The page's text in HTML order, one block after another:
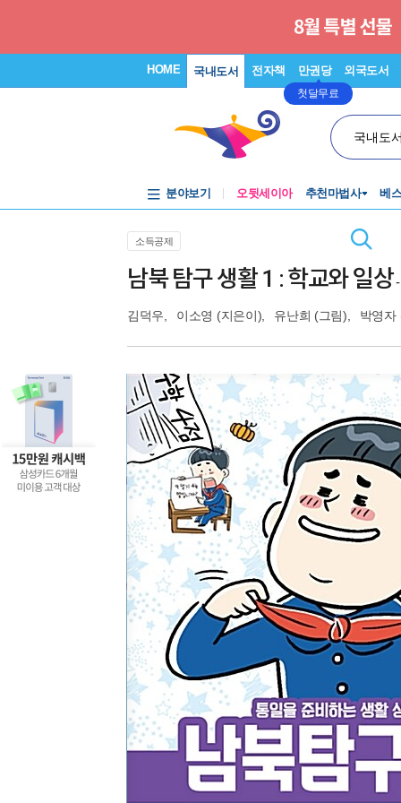
HOME 국내도서 전자책 만권당
첫달무료
외국도서
국내도
분야보기 오뒷세이아 추천마법사 베
소득공제
남북 탐구 생활 1 : 학교와 일상
김덕우 이소영 (지은이), 유난희 (그림), 박영자